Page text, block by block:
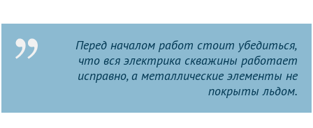
Перед началом работ стоит убедиться,
что вся электрика скважины работает
исправно, а металлические элементы не
покрыты льдом.